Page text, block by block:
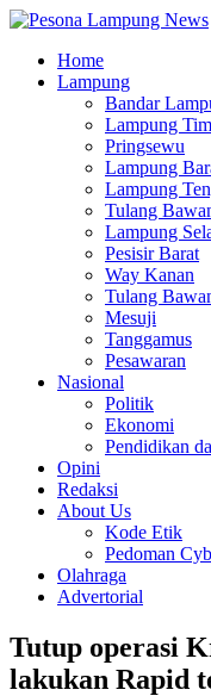
Home
Lampung
Bandar
Lampung
Pringsewu
Lampung
Lampung
Tulang
Lampung
Pesisir Barat
Way Kanan
Tulang
Mesuji
Tanggamus
Pesawaran
Nasional
Politik
Ekonomi
Pendidikan
Opini
Redaksi
About Us
Kode Etik
Pedoman
Olahraga
Advertorial
Tutup operasi
lakukan Rapid